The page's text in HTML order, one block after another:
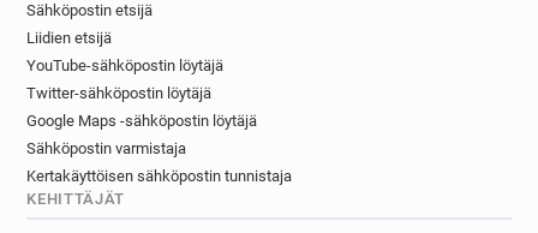
Sähköpostin etsijä
Liidien etsijä
YouTube-sähköpostin löytäjä
Twitter-sähköpostin löytäjä
Google Maps -sähköpostin löytäjä
Sähköpostin varmistaja
Kertakäyttöisen sähköpostin tunnistaja
KEHITTÄJÄT